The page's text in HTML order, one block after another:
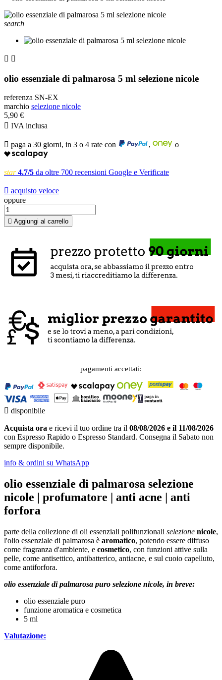
search
 
olio essenziale di palmarosa 5 ml selezione nicole
referenza SN-EX
marchio selezione nicole
5,90 €
 IVA inclusa
 paga a 30 giorni, in 3 o 4 rate con , o
star 4.7/5 da oltre 700 recensioni Google e Verificate
 acquisto veloce
oppure
 Aggiungi al carrello
pagamenti accettati:
 disponibile
Acquista ora e ricevi il tuo ordine tra il 08/08/2026 e il 11/08/2026
con Espresso Rapido o Espresso Standard. Consegna il Sabato non
sempre disponibile.
info & ordini su WhatsApp
olio essenziale di palmarosa selezione
nicole | profumatore | anti acne | anti
forfora
parte della collezione di oli essenziali polifunzionali selezione nicole,
l'olio essenziale di palmarosa è aromatico, potendo essere diffuso
come fragranza d'ambiente, e cosmetico, con funzioni attive sulla
pelle, come antisettico, antibatterico, antiacne, e sul cuoio capelluto,
come antiforfora.
olio essenziale di palmarosa puro selezione nicole, in breve:
olio essenziale puro
funzione aromatica e cosmetica
5 ml
Valutazione: